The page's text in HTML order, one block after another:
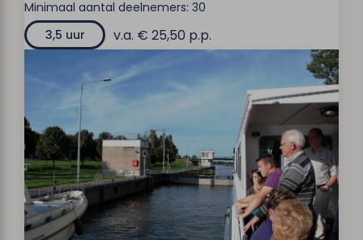
Minimaal aantal deelnemers: 30
3,5 uur
v.a. € 25,50 p.p.